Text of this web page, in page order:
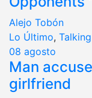
Alejo Tobón
Lo Último,
08 agosto
Man
girlfriend